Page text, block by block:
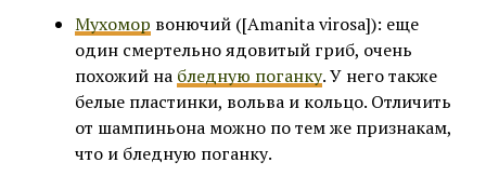
Мухомор вонючий ([Amanita virosa]): еще
один смертельно ядовитый гриб, очень
похожий на бледную поганку. У него также
белые пластинки, вольва и кольцо. Отличить
от шампиньона можно по тем же признакам,
что и бледную поганку.